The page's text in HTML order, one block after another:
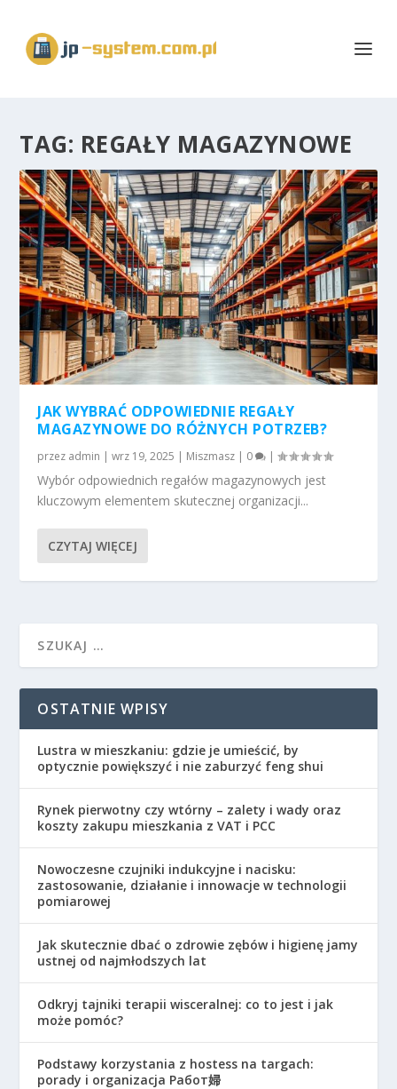
TAG: REGAŁY MAGAZYNOWE
JAK WYBRAĆ ODPOWIEDNIE REGAŁY
MAGAZYNOWE DO RÓŻNYCH POTRZEB?
przez admin |wrz 19, 2025 | Miszmasz | 0 |
Wybór odpowiednich regałów magazynowych jest
kluczowym elementem skutecznej organizacji...
CZYTAJ WIĘCEJ
OSTATNIE WPISY
Lustra w mieszkaniu: gdzie je umieścić, by
optycznie powiększyć i nie zaburzyć feng shui
Rynek pierwotny czy wtórny – zalety i wady oraz
koszty zakupu mieszkania z VAT i PCC
Nowoczesne czujniki indukcyjne i nacisku:
zastosowanie, działanie i innowacje w technologii
pomiarowej
Jak skutecznie dbać o zdrowie zębów i higienę jamy
ustnej od najmłodszych lat
Odkryj tajniki terapii wisceralnej: co to jest i jak
może pomóc?
Podstawy korzystania z hostess na targach:
porady i organizacja Работ婦